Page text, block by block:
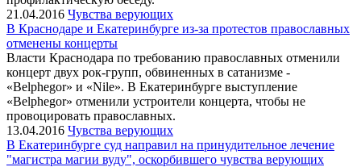
21.04.2016 Чувства верующих
В Краснодаре и Екатеринбурге из-за протестов православных
отменены концерты
Власти Краснодара по требованию православных отменили
концерт двух рок-групп, обвиненных в сатанизме -
«Belphegor» и «Nile». В Екатеринбурге выступление
«Belphegor» отменили устроители концерта, чтобы не
провоцировать православных.
13.04.2016 Чувства верующих
В Екатеринбурге суд направил на принудительное лечение
"магистра магии вуду", оскорбившего чувства верующих